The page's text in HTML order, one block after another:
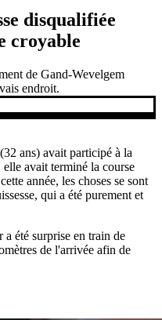
disqualifiée
croyable
de Gand-Wevelgem
endroit.
ans) avait participé à la
avait terminé la course
année, les choses se sont
qui a été purement et
a été surprise en train de
de l'arrivée afin de